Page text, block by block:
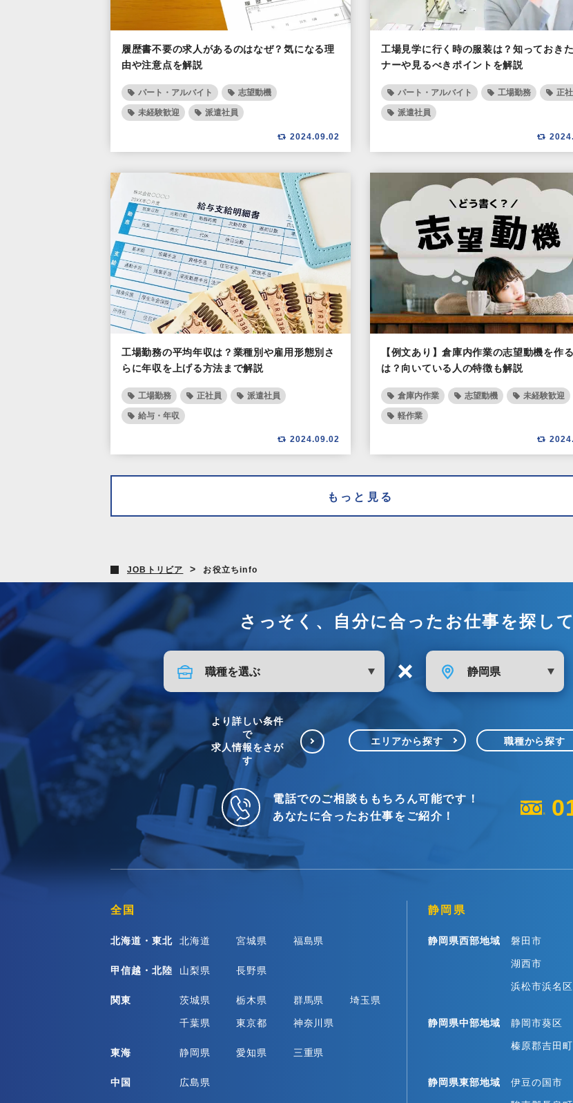
履歴書不要の求人があるのはなぜ？気になる理
由や注意点を解説
パート・アルバイト 志望動機
未経験歓迎 派遣社員
2024.09.02
工場見学に行く時の服装は？知っておき
ナーや見るべきポイントを解説
パート・アルバイト 工場勤務 正
派遣社員
工場勤務の平均年収は？業種別や雇用形態別さ
らに年収を上げる方法まで解説
工場勤務 正社員 派遣社員
給与・年収
2024.09.02
【例文あり】倉庫内作業の志望動機を作
は？向いている人の特徴も解説
倉庫内作業 志望動機 未経験歓迎
軽作業
もっと見る
JOBトリビア > お役立ちinfo
さっそく、自分に合ったお仕事を探し
より詳しい条件
で
求人情報をさが
す
エリアから探す 職種から探す
電話でのご相談ももちろん可能です！
あなたに合ったお仕事をご紹介！
全国
北海道・東北 北海道 宮城県 福島県
甲信越・北陸 山梨県 長野県
関東 茨城県 栃木県 群馬県 埼玉県
千葉県 東京都 神奈川県
東海 静岡県 愛知県 三重県
中国 広島県
静岡県
静岡県西部地域 磐田市
湖西市
浜松市浜名区
静岡県中部地域 静岡市葵区
榛原郡吉田町
静岡県東部地域 伊豆の国市